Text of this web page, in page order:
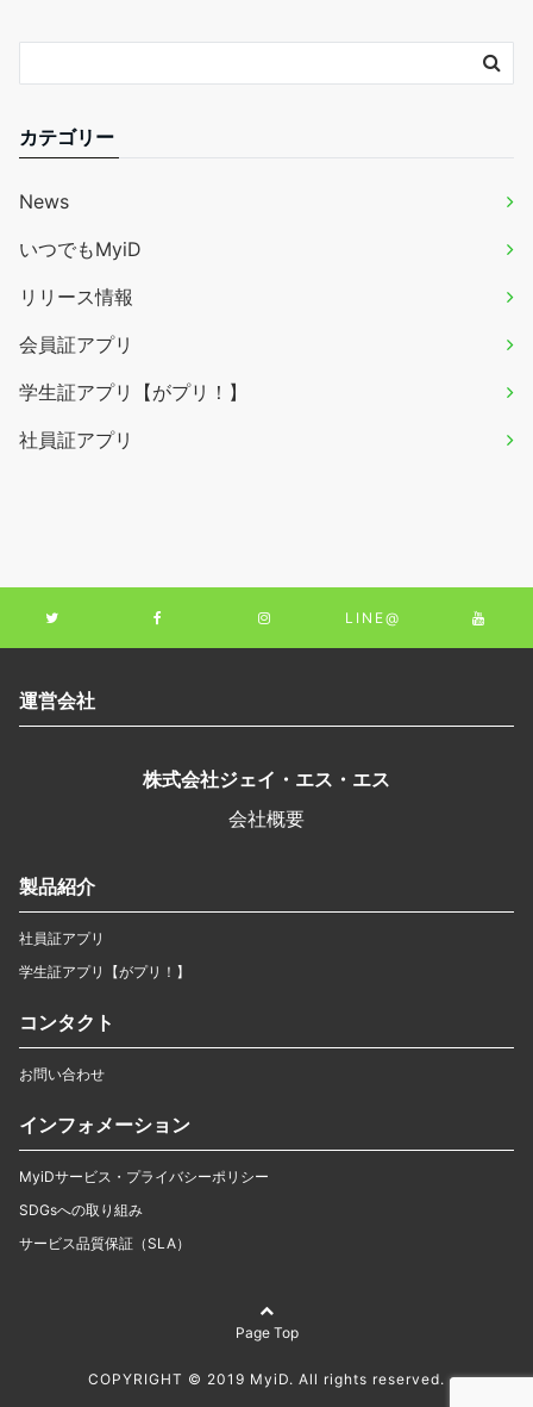
カテゴリー
News
いつでもMyiD
リリース情報
会員証アプリ
学生証アプリ【がプリ！】
社員証アプリ
LINE@
運営会社
株式会社ジェイ・エス・エス
会社概要
製品紹介
社員証アプリ
学生証アプリ【がプリ！】
コンタクト
お問い合わせ
インフォメーション
MyiDサービス・プライバシーポリシー
SDGsへの取り組み
サービス品質保証（SLA）
Page Top
COPYRIGHT © 2019 MyiD. All rights reserved.